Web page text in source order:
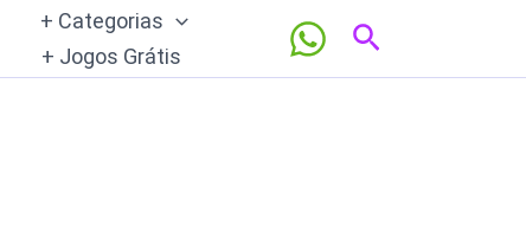
+ Categorias
+ Jogos Grátis
Pesquisar